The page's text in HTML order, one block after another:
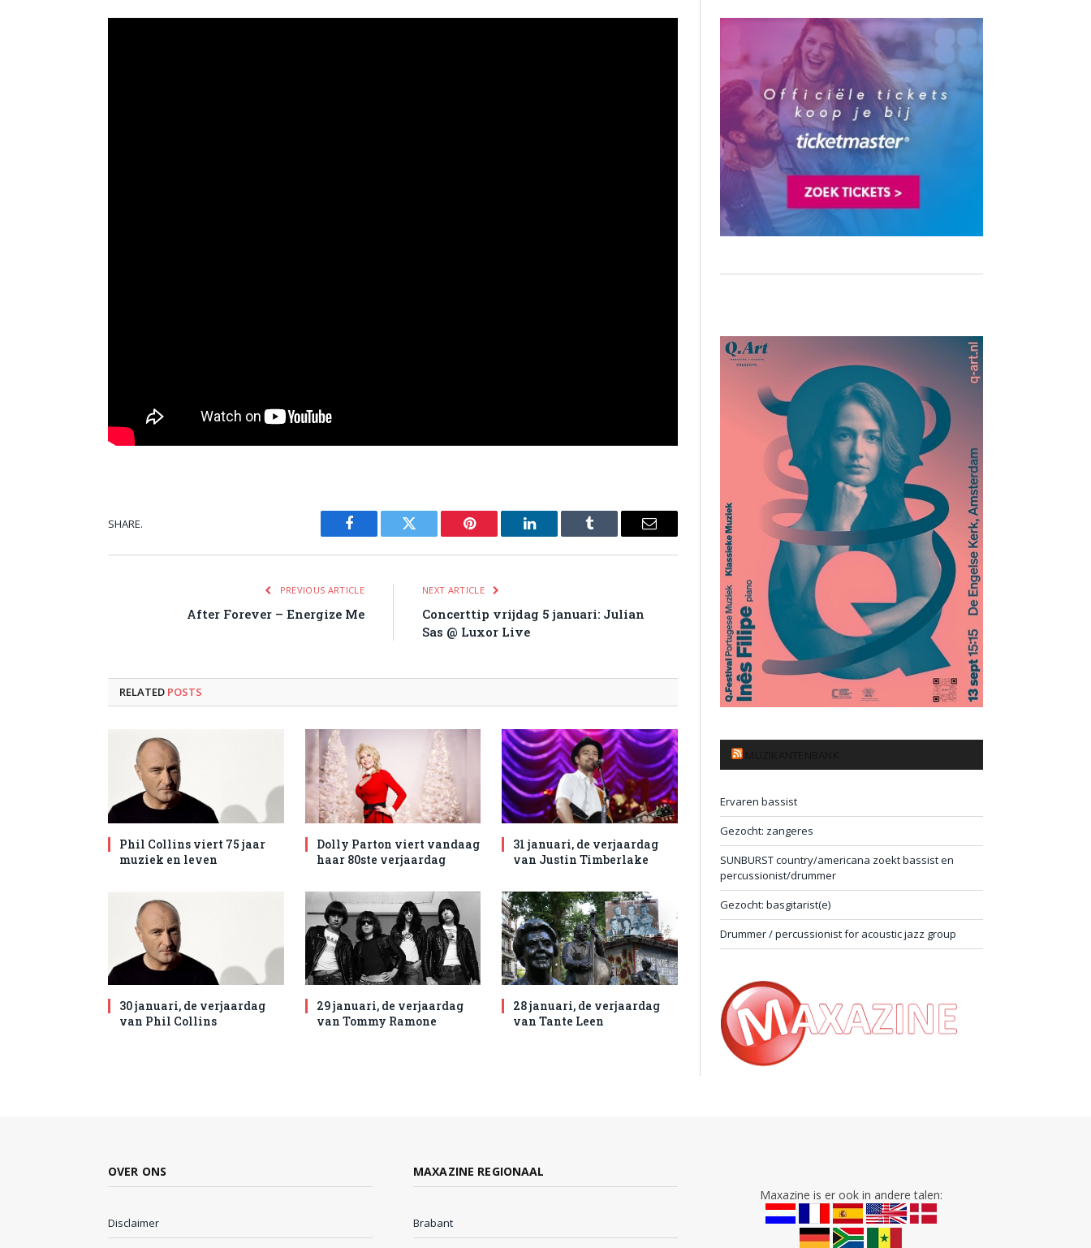
SHARE.
Facebook Twitter Pinterest LinkedIn Tumblr Email
PREVIOUS ARTICLE
After Forever – Energize Me
NEXT ARTICLE
Concerttip vrijdag 5 januari: Julian
Sas @ Luxor Live
RELATED POSTS
Phil Collins viert 75 jaar
muziek en leven
Dolly Parton viert vandaag
haar 80ste verjaardag
31 januari, de verjaardag
van Justin Timberlake
30 januari, de verjaardag
van Phil Collins
29 januari, de verjaardag
van Tommy Ramone
28 januari, de verjaardag
van Tante Leen
Ervaren bassist
Gezocht: zangeres
SUNBURST country/americana zoekt bassist en
percussionist/drummer
Gezocht: basgitarist(e)
Drummer / percussionist for acoustic jazz group
OVER ONS
Disclaimer
MAXAZINE REGIONAAL
Brabant
Maxazine is er ook in andere talen: